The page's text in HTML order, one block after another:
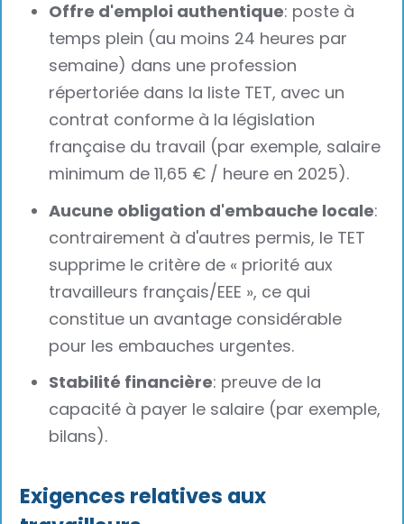
Offre d'emploi authentique: poste à
temps plein (au moins 24 heures par
semaine) dans une profession
répertoriée dans la liste TET, avec un
contrat conforme à la législation
française du travail (par exemple, salaire
minimum de 11,65 € / heure en 2025).
Aucune obligation d'embauche locale:
contrairement à d'autres permis, le TET
supprime le critère de « priorité aux
travailleurs français/EEE », ce qui
constitue un avantage considérable
pour les embauches urgentes.
Stabilité financière: preuve de la
capacité à payer le salaire (par exemple,
bilans).
Exigences relatives aux